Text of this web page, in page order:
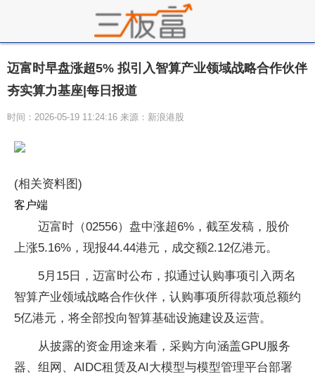
迈富时早盘涨超5% 拟引入智算产业领域战略合作伙伴
夯实算力基座|每日报道
时间：2026-05-19 11:24:16 来源：新浪港股
(相关资料图)
客户端
迈富时（02556）盘中涨超6%，截至发稿，股价
上涨5.16%，现报44.44港元，成交额2.12亿港元。
5月15日，迈富时公布，拟通过认购事项引入两名
智算产业领域战略合作伙伴，认购事项所得款项总额约
5亿港元，将全部投向智算基础设施建设及运营。
从披露的资金用途来看，采购方向涵盖GPU服务
器、组网、AIDC租赁及AI大模型与模型管理平台部署